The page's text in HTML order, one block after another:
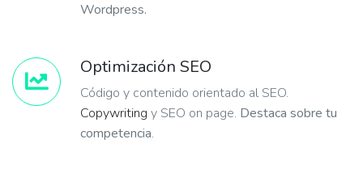
Wordpress.
Optimización SEO
Código y contenido orientado al SEO.
Copywriting y SEO on page. Destaca sobre tu
competencia.